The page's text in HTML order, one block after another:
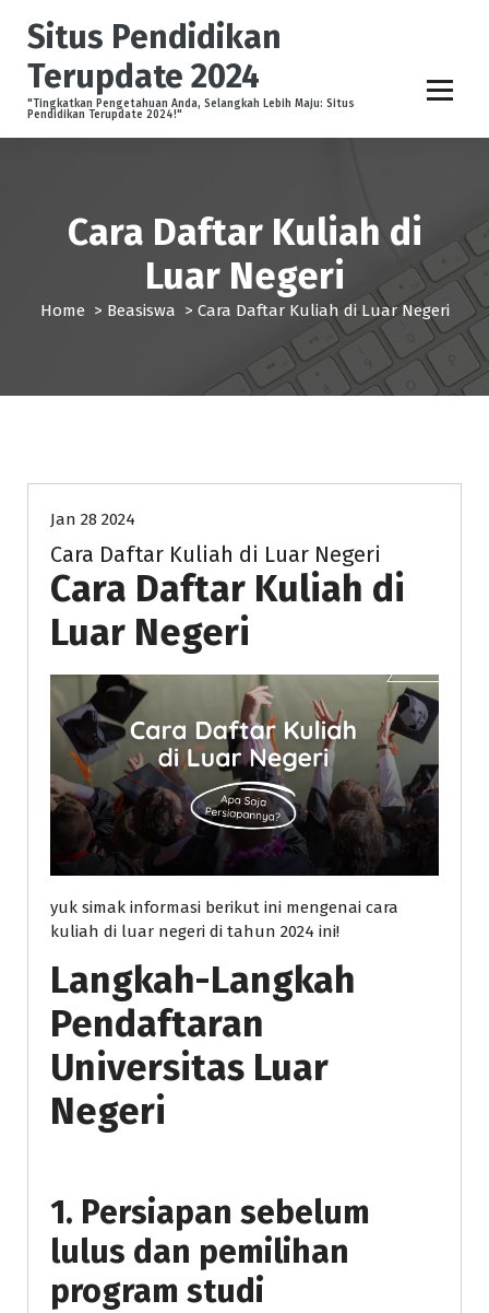
Situs Pendidikan
Terupdate 2024
"Tingkatkan Pengetahuan Anda, Selangkah Lebih Maju: Situs
Pendidikan Terupdate 2024!"
Cara Daftar Kuliah di
Luar Negeri
Home > Beasiswa > Cara Daftar Kuliah di Luar Negeri
Jan 28 2024
Cara Daftar Kuliah di Luar Negeri
Cara Daftar Kuliah di
Luar Negeri
yuk simak informasi berikut ini mengenai cara
kuliah di luar negeri di tahun 2024 ini!
Langkah-Langkah
Pendaftaran
Universitas Luar
Negeri
1. Persiapan sebelum
lulus dan pemilihan
program studi